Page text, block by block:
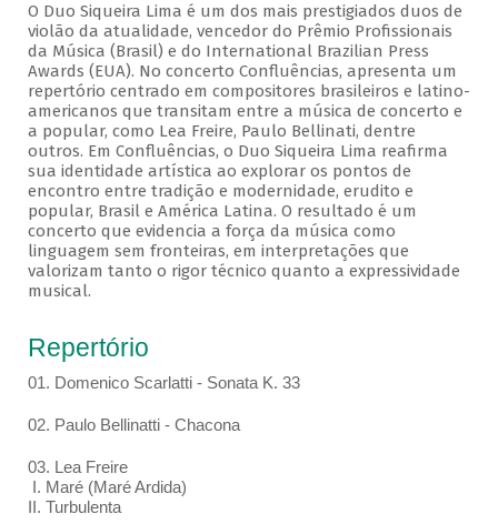
O Duo Siqueira Lima é um dos mais prestigiados duos de
violão da atualidade, vencedor do Prêmio Profissionais
da Música (Brasil) e do International Brazilian Press
Awards (EUA). No concerto Confluências, apresenta um
repertório centrado em compositores brasileiros e latino-
americanos que transitam entre a música de concerto e
a popular, como Lea Freire, Paulo Bellinati, dentre
outros. Em Confluências, o Duo Siqueira Lima reafirma
sua identidade artística ao explorar os pontos de
encontro entre tradição e modernidade, erudito e
popular, Brasil e América Latina. O resultado é um
concerto que evidencia a força da música como
linguagem sem fronteiras, em interpretações que
valorizam tanto o rigor técnico quanto a expressividade
musical.
Repertório
01. Domenico Scarlatti - Sonata K. 33
02. Paulo Bellinatti - Chacona
03. Lea Freire
I. Maré (Maré Ardida)
II. Turbulenta